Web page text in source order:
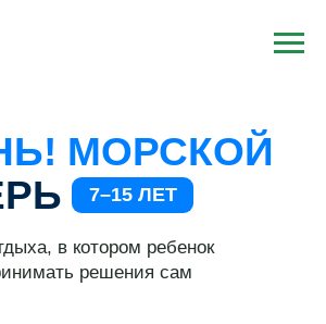
7–15 ЛЕТ
МОРСКОЙ
в котором ребенок
решения сам